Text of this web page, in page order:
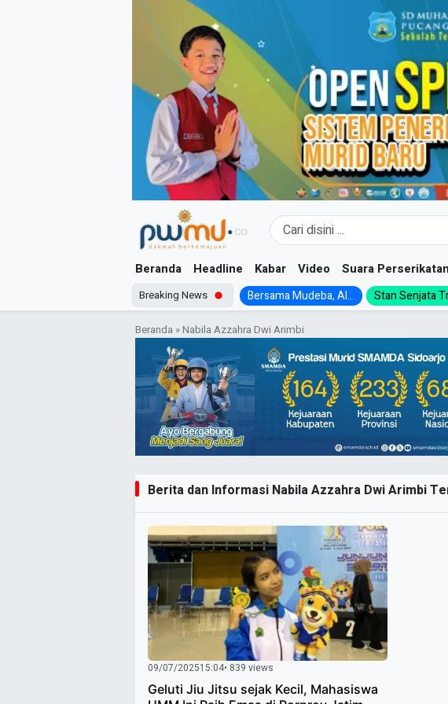
Beranda Headline Kabar Video Suara Perserikatan
Breaking News Bersama Mudeba, Al... Stan Senjata
Beranda »Nabila Azzahra Dwi Arimbi
Berita dan Informasi Nabila Azzahra Dwi Arimbi
09/07/202515:04• 839 views
Geluti Jiu Jitsu sejak Kecil, Mahasiswa